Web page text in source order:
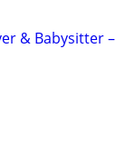
& Babysitter –